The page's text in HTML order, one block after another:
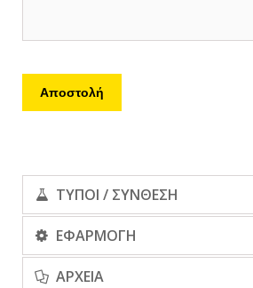
ΤΥΠΟΙ / ΣΥΝΘΕΣΗ
ΕΦΑΡΜΟΓΗ
ΑΡΧΕΙΑ